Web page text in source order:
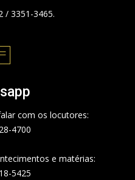
/ 3351-3465.
com os locutores:
4700
e matérias:
5425